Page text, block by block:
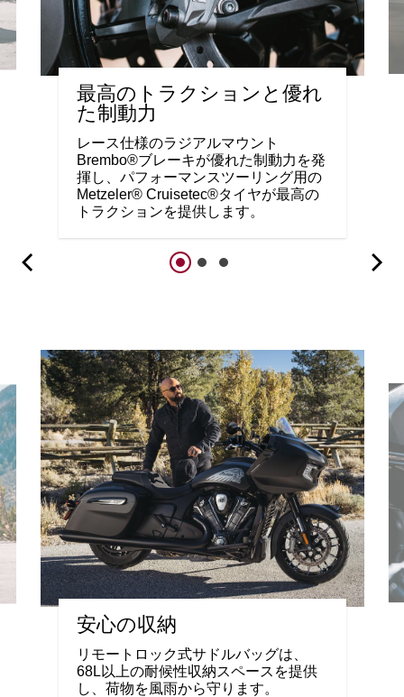
最高のトラクションと優れ
た制動力
レース仕様のラジアルマウント
Brembo®ブレーキが優れた制動力を発
揮し、パフォーマンスツーリング用の
Metzeler® Cruisetec®タイヤが最高の
トラクションを提供します。
安心の収納
リモートロック式サドルバッグは、
68L以上の耐候性収納スペースを提供
し、荷物を風雨から守ります。